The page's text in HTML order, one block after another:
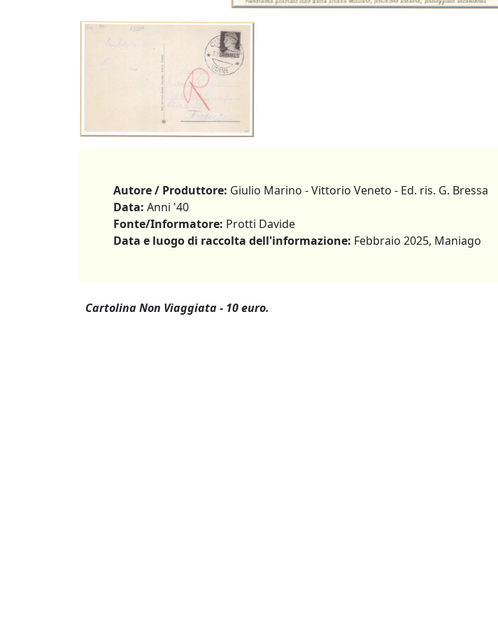
Autore / Produttore: Giulio Marino - Vittorio Veneto - Ed. ris. G. Bressa
Data: Anni '40
Fonte/Informatore: Protti Davide
Data e luogo di raccolta dell'informazione: Febbraio 2025, Maniago
Cartolina Non Viaggiata - 10 euro.